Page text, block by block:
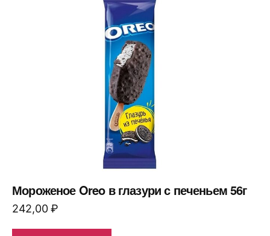
Мороженое Oreo в глазури с печеньем 56г
242,00₽